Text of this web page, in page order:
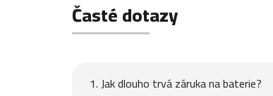
Časté dotazy
1. Jak dlouho trvá záruka na baterie?